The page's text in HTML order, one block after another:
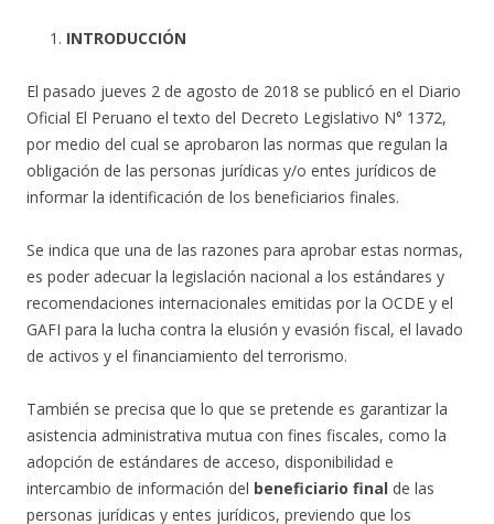
INTRODUCCIÓN
El pasado jueves 2 de agosto de 2018 se publicó en el Diario
Oficial El Peruano el texto del Decreto Legislativo N° 1372,
por medio del cual se aprobaron las normas que regulan la
obligación de las personas jurídicas y/o entes jurídicos de
informar la identificación de los beneficiarios finales.
Se indica que una de las razones para aprobar estas normas,
es poder adecuar la legislación nacional a los estándares y
recomendaciones internacionales emitidas por la OCDE y el
GAFI para la lucha contra la elusión y evasión fiscal, el lavado
de activos y el financiamiento del terrorismo.
También se precisa que lo que se pretende es garantizar la
asistencia administrativa mutua con fines fiscales, como la
adopción de estándares de acceso, disponibilidad e
intercambio de información del beneficiario final de las
personas jurídicas y entes jurídicos, previendo que los